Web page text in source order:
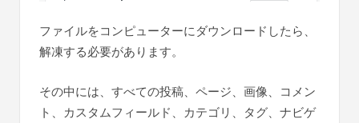
ファイルをコンピューターにダウンロードしたら、
解凍する必要があります。
その中には、すべての投稿、ページ、画像、コメン
ト、カスタムフィールド、カテゴリ、タグ、ナビゲ